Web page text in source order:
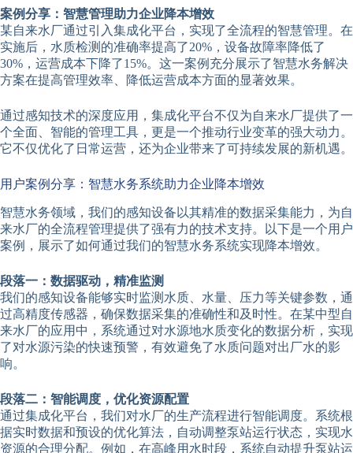
案例分享：智慧管理助力企业降本增效
某自来水厂通过引入集成化平台，实现了全流程的智慧管理。在
实施后，水质检测的准确率提高了20%，设备故障率降低了
30%，运营成本下降了15%。这一案例充分展示了智慧水务解决
方案在提高管理效率、降低运营成本方面的显著效果。
通过感知技术的深度应用，集成化平台不仅为自来水厂提供了一
个全面、智能的管理工具，更是一个推动行业变革的强大动力。
它不仅优化了日常运营，还为企业带来了可持续发展的新机遇。
用户案例分享：智慧水务系统助力企业降本增效
智慧水务领域，我们的感知设备以其精准的数据采集能力，为自
来水厂的全流程管理提供了强有力的技术支持。以下是一个用户
案例，展示了如何通过我们的智慧水务系统实现降本增效。
段落一：数据驱动，精准监测
我们的感知设备能够实时监测水质、水量、压力等关键参数，通
过高精度传感器，确保数据采集的准确性和及时性。在某中型自
来水厂的应用中，系统通过对水源地水质变化的数据分析，实现
了对水源污染的快速预警，有效避免了水质问题对出厂水的影
响。
段落二：智能调度，优化资源配置
通过集成化平台，我们对水厂的生产流程进行智能调度。系统根
据实时数据和预设的优化算法，自动调整泵站运行状态，实现水
资源的合理分配。例如，在高峰用水时段，系统自动提升泵站运